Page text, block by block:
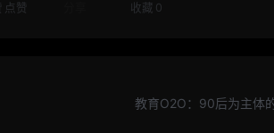
点赞 收藏 0
教育O2O：90后为主体